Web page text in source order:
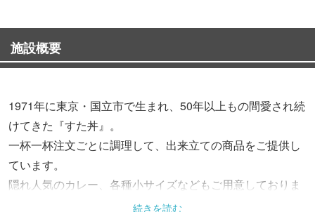
施設概要
1971年に東京・国立市で生まれ、50年以上もの間愛され続
けてきた『すた丼』。
一杯一杯注文ごとに調理して、出来立ての商品をご提供し
ています。
隠れ人気のカレー、各種小サイズなどもご用意しておりま
続きを読む